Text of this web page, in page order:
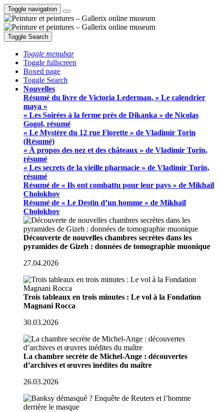
Toggle navigation
Toggle Search
Toggle menubar
Toggle fullscreen
Boxed page
Toggle Search
Nouvelles
Résumé du livre de Victoria Lederman, « Le calendrier
maya »
« Les Soirées à la ferme près de Dikanka » de Nicolas
Gogol, résumé
« Le Mystère du 12 rue Florette » de Vladimir Torin
(Résumé)
« À propos des nez et des châteaux » de Vladimir Torin,
résumé
« Les secrets de la vieille pharmacie » de Vladimir Torin,
résumé
Résumé de « Ils ont combattu pour leur pays » de Mikhaïl
Cholokhov
Résumé de « Le Destin d’un homme » de Mikhaïl
Cholokhov
Découverte de nouvelles chambres secrètes dans les
pyramides de Gizeh : données de tomographie muonique
27.04.2026
Trois tableaux en trois minutes : Le vol à la Fondation
Magnani Rocca
30.03.2026
La chambre secrète de Michel-Ange : découvertes
d’archives et œuvres inédites du maître
26.03.2026